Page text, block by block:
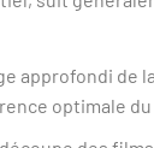
approfondi de
optimale du